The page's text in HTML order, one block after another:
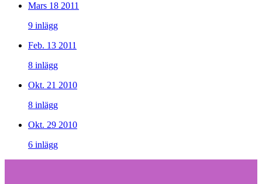
Mars 18 2011
9 inlägg
Feb. 13 2011
8 inlägg
Okt. 21 2010
8 inlägg
Okt. 29 2010
6 inlägg